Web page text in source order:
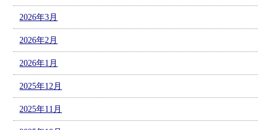
2026年3月
2026年2月
2026年1月
2025年12月
2025年11月